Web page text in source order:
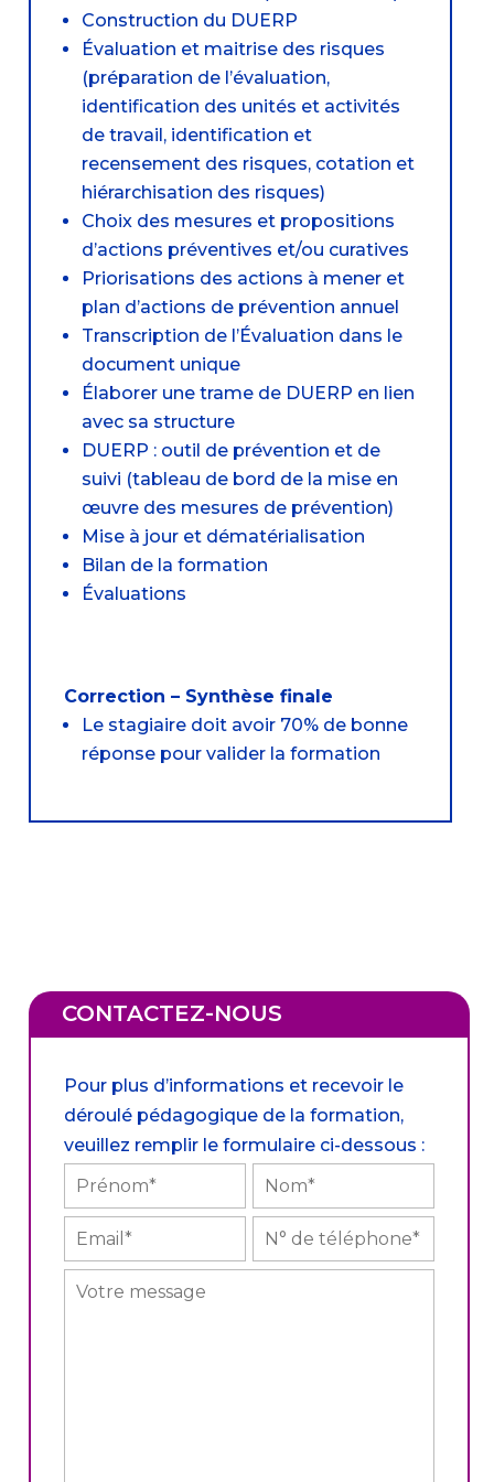
Construction du DUERP
Évaluation et maitrise des risques
(préparation de l’évaluation,
identification des unités et activités
de travail, identification et
recensement des risques, cotation et
hiérarchisation des risques)
Choix des mesures et propositions
d’actions préventives et/ou curatives
Priorisations des actions à mener et
plan d’actions de prévention annuel
Transcription de l’Évaluation dans le
document unique
Élaborer une trame de DUERP en lien
avec sa structure
DUERP : outil de prévention et de
suivi (tableau de bord de la mise en
œuvre des mesures de prévention)
Mise à jour et dématérialisation
Bilan de la formation
Évaluations
Correction – Synthèse finale
Le stagiaire doit avoir 70% de bonne
réponse pour valider la formation
CONTACTEZ-NOUS
Pour plus d’informations et recevoir le
déroulé pédagogique de la formation,
veuillez remplir le formulaire ci-dessous :